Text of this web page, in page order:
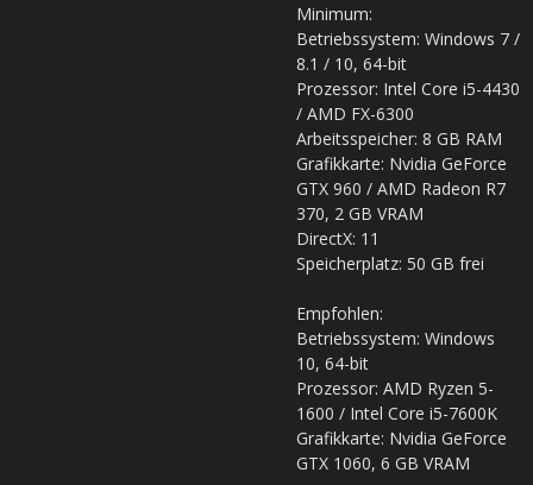
Minimum:
Betriebssystem: Windows 7 /
8.1 / 10, 64-bit
Prozessor: Intel Core i5-4430
/ AMD FX-6300
Arbeitsspeicher: 8 GB RAM
Grafikkarte: Nvidia GeForce
GTX 960 / AMD Radeon R7
370, 2 GB VRAM
DirectX: 11
Speicherplatz: 50 GB frei
Empfohlen:
Betriebssystem: Windows
10, 64-bit
Prozessor: AMD Ryzen 5-
1600 / Intel Core i5-7600K
Grafikkarte: Nvidia GeForce
GTX 1060, 6 GB VRAM